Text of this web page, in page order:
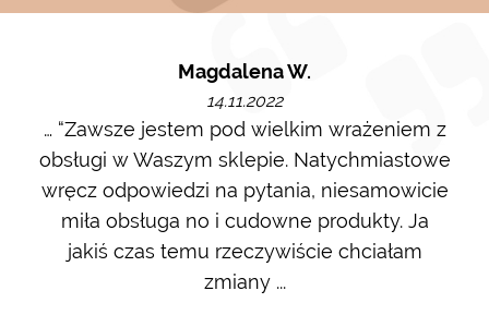
Magdalena W.
14.11.2022
… “Zawsze jestem pod wielkim wrażeniem z
obsługi w Waszym sklepie. Natychmiastowe
wręcz odpowiedzi na pytania, niesamowicie
miła obsługa no i cudowne produkty. Ja
jakiś czas temu rzeczywiście chciałam
zmiany ...